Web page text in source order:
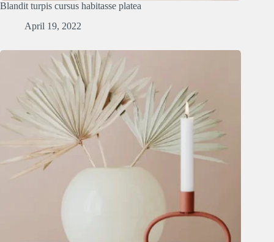
Blandit turpis cursus habitasse platea
April 19, 2022